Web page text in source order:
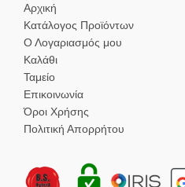
Αρχική
Κατάλογος Προϊόντων
Ο Λογαριασμός μου
Καλάθι
Ταμείο
Επικοινωνία
Όροι Χρήσης
Πολιτική Απορρήτου